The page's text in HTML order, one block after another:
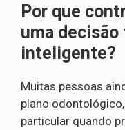
Por que
uma
inteligente?
Muitas pessoas
plano
particular quando